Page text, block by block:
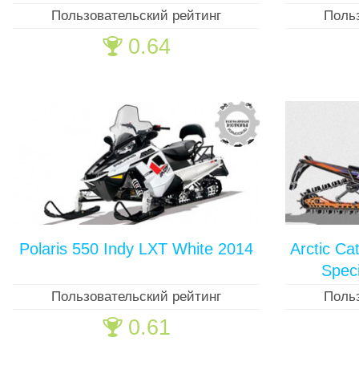
Пользовательский рейтинг
🏆 0.64
Polaris 550 Indy LXT White 2014
Пользовательский рейтинг
🏆 0.61
Arctic